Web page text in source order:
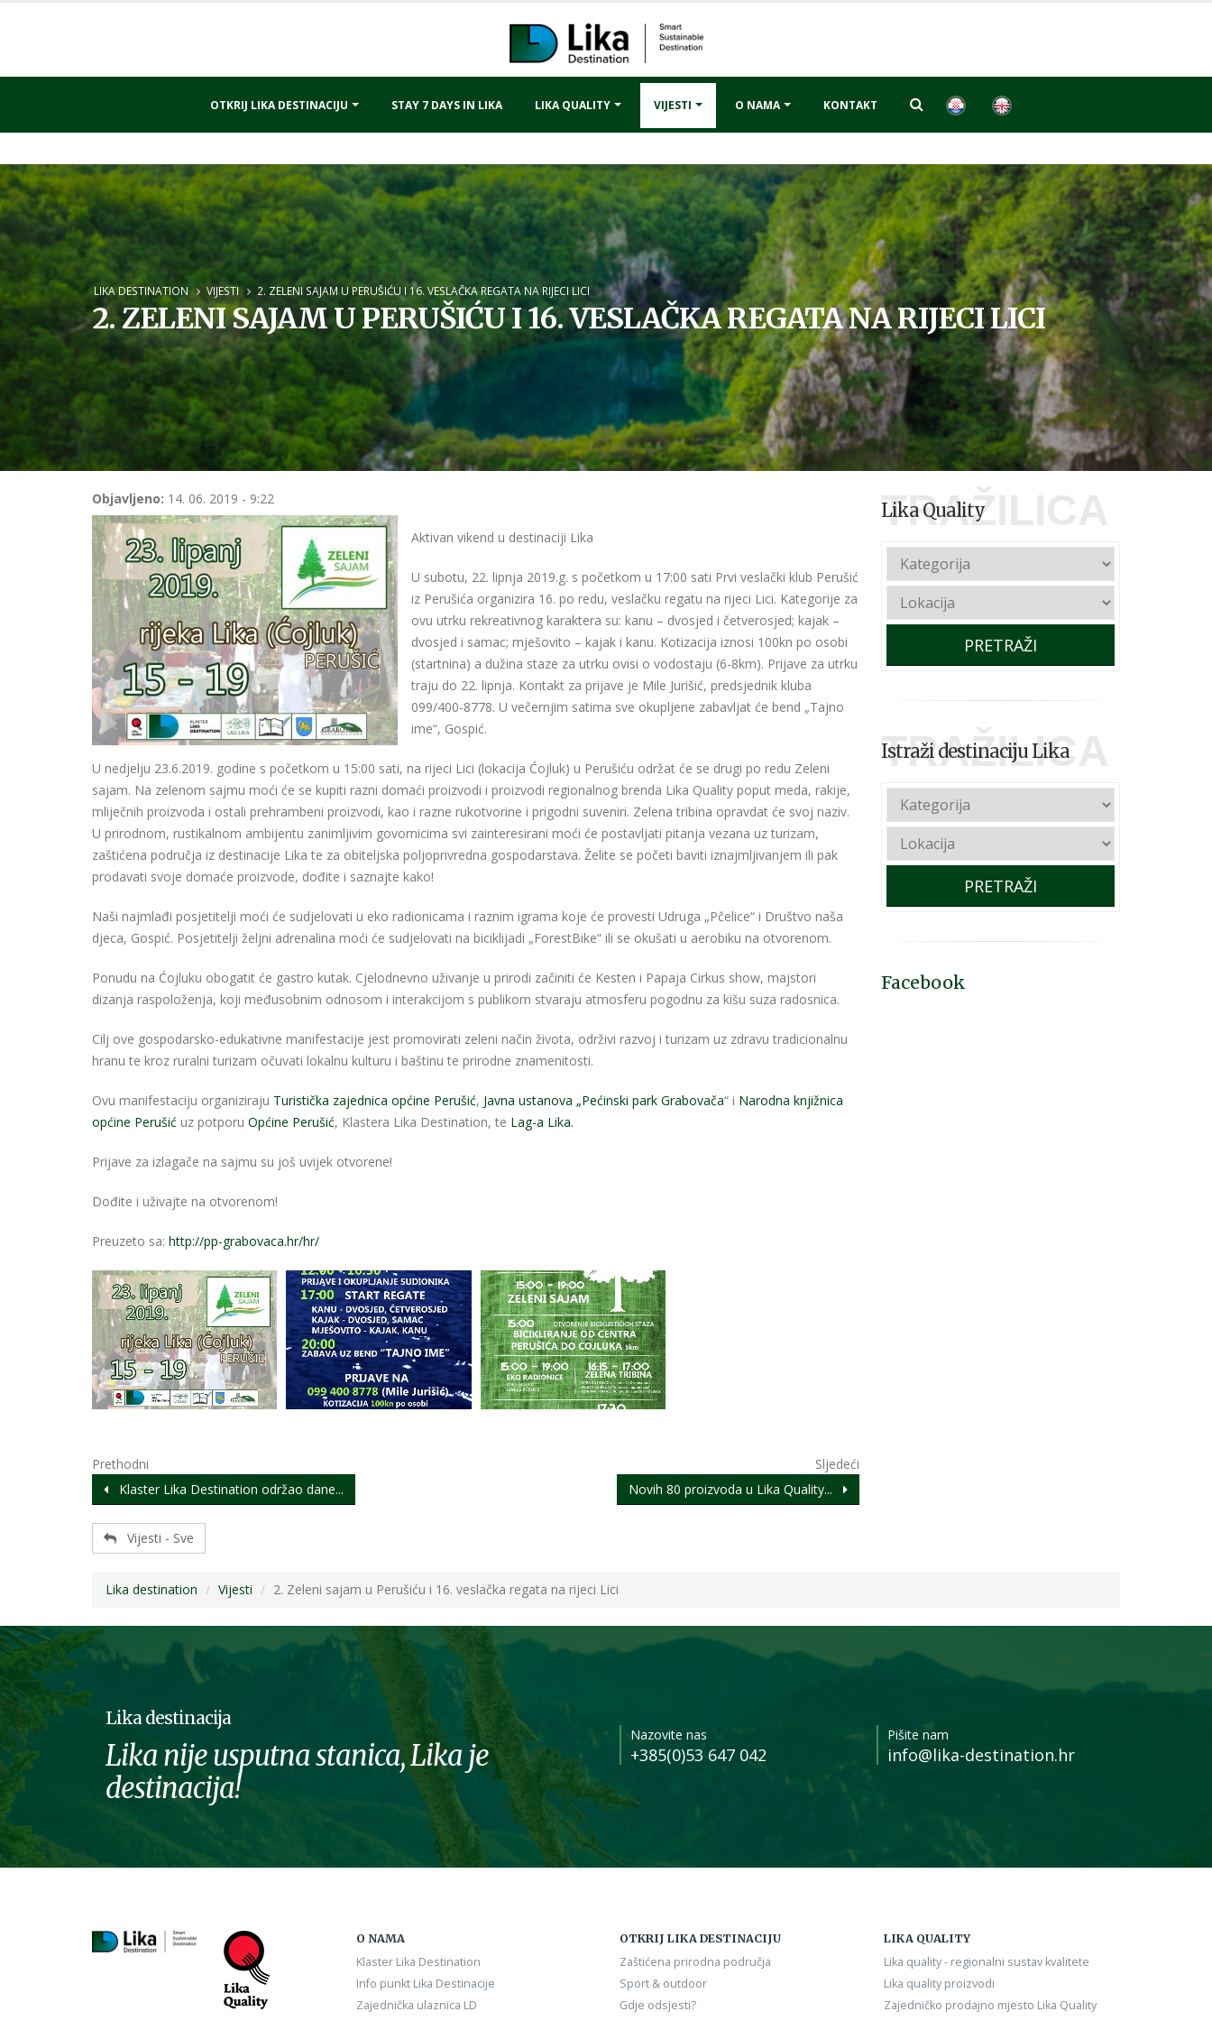
OTKRIJ LIKA DESTINACIJU STAY 7 DAYS IN LIKA LIKA QUALITY VIJESTI O NAMA KONTAKT
LIKA DESTINATION VIJESTI 2. ZELENI SAJAM U PERUŠIĆU I 16. VESLAČKA REGATA NA RIJECI LICI
2. ZELENI SAJAM U PERUŠIĆU I 16. VESLAČKA REGATA NA RIJECI LICI
Objavljeno: 14. 06. 2019 - 9:22
Aktivan vikend u destinaciji Lika
U subotu, 22. lipnja 2019.g. s početkom u 17:00 sati Prvi veslački klub Perušić
iz Perušića organizira 16. po redu, veslačku regatu na rijeci Lici. Kategorije za
ovu utrku rekreativnog karaktera su: kanu – dvosjed i četverosjed; kajak –
dvosjed i samac; mješovito – kajak i kanu. Kotizacija iznosi 100kn po osobi
(startnina) a dužina staze za utrku ovisi o vodostaju (6-8km). Prijave za utrku
traju do 22. lipnja. Kontakt za prijave je Mile Jurišić, predsjednik kluba
099/400-8778. U večernjim satima sve okupljene zabavljat će bend „Tajno
ime“, Gospić.
U nedjelju 23.6.2019. godine s početkom u 15:00 sati, na rijeci Lici (lokacija Ćojluk) u Perušiću održat će se drugi po redu Zeleni
sajam. Na zelenom sajmu moći će se kupiti razni domaći proizvodi i proizvodi regionalnog brenda Lika Quality poput meda, rakije,
mliječnih proizvoda i ostali prehrambeni proizvodi, kao i razne rukotvorine i prigodni suveniri. Zelena tribina opravdat će svoj naziv.
U prirodnom, rustikalnom ambijentu zanimljivim govornicima svi zainteresirani moći će postavljati pitanja vezana uz turizam,
zaštićena područja iz destinacije Lika te za obiteljska poljoprivredna gospodarstava. Želite se početi baviti iznajmljivanjem ili pak
prodavati svoje domaće proizvode, dođite i saznajte kako!
Naši najmlađi posjetitelji moći će sudjelovati u eko radionicama i raznim igrama koje će provesti Udruga „Pčelice“ i Društvo naša
djeca, Gospić. Posjetitelji željni adrenalina moći će sudjelovati na biciklijadi „ForestBike“ ili se okušati u aerobiku na otvorenom.
Ponudu na Ćojluku obogatit će gastro kutak. Cjelodnevno uživanje u prirodi začiniti će Kesten i Papaja Cirkus show, majstori
dizanja raspoloženja, koji međusobnim odnosom i interakcijom s publikom stvaraju atmosferu pogodnu za kišu suza radosnica.
Cilj ove gospodarsko-edukativne manifestacije jest promovirati zeleni način života, održivi razvoj i turizam uz zdravu tradicionalnu
hranu te kroz ruralni turizam očuvati lokalnu kulturu i baštinu te prirodne znamenitosti.
Ovu manifestaciju organiziraju Turistička zajednica općine Perušić, Javna ustanova „Pećinski park Grabovača“ i Narodna knjižnica
općine Perušić uz potporu Općine Perušić, Klastera Lika Destination, te Lag-a Lika.
Prijave za izlagače na sajmu su još uvijek otvorene!
Dođite i uživajte na otvorenom!
Preuzeto sa: http://pp-grabovaca.hr/hr/
Prethodni
Klaster Lika Destination održao dane...
Sljedeći
Novih 80 proizvoda u Lika Quality...
Vijesti - Sve
TRAŽILICA
Lika Quality
PRETRAŽI
TRAŽILICA
Istraži destinaciju Lika
PRETRAŽI
Facebook
Lika destination Vijesti 2. Zeleni sajam u Perušiću i 16. veslačka regata na rijeci Lici
Lika destinacija
Lika nije usputna stanica, Lika je
destinacija!
Nazovite nas
+385(0)53 647 042
Pišite nam
info@lika-destination.hr
O NAMA
Klaster Lika Destination
Info punkt Lika Destinacije
Zajednička ulaznica LD
OTKRIJ LIKA DESTINACIJU
Zaštićena prirodna područja
Sport & outdoor
Gdje odsjesti?
LIKA QUALITY
Lika quality - regionalni sustav kvalitete
Lika quality proizvodi
Zajedničko prodajno mjesto Lika Quality